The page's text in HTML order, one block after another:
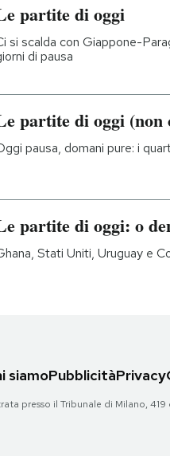
partite di oggi
si scalda con Giappone-
di pausa
partite di oggi (non
pausa, domani pure: i
partite di oggi: o
Stati Uniti, Uruguay e
siamoPubblicitàPrivacy
presso il Tribunale di Milano,